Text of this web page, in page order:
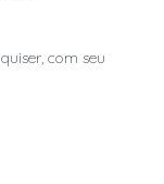
com seu